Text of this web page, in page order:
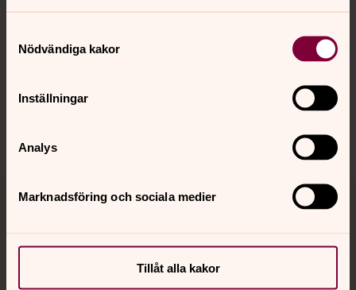
Nödvändiga kakor
Inställningar
Analys
Marknadsföring och sociala medier
Tillåt alla kakor
Sociala kanaler
Akut samtals- och krisstöd. Prata eller chatta anonymt
med en präst på kvällar och nätter.